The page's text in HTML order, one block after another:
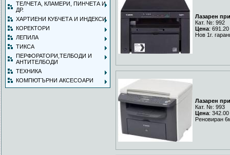
ТЕЛЧЕТА, КЛАМЕРИ, ПИНЧЕТА И
ДР.
ХАРТИЕНИ КУБЧЕТА И ИНДЕКСИ
КОРЕКТОРИ
ЛЕПИЛА
ТИКСА
ПЕРФОРАТОРИ,ТЕЛБОДИ И
АНТИТЕЛБОДИ
ТЕХНИКА
КОМПЮТЪРНИ АКСЕСОАРИ
Лазарен
Кат. №: 992
Цена:
Нов 1г.
Лазарен
Кат. №: 993
Цена:
Реновиран